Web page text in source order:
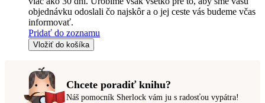
objednávku odoslali čo najskôr a o jej ceste vás budeme včas
informovať.
Pridať do zoznamu
Vložiť do košíka
Chcete poradiť knihu?
Náš pomocník Sherlock vám ju s radosťou vypátra!